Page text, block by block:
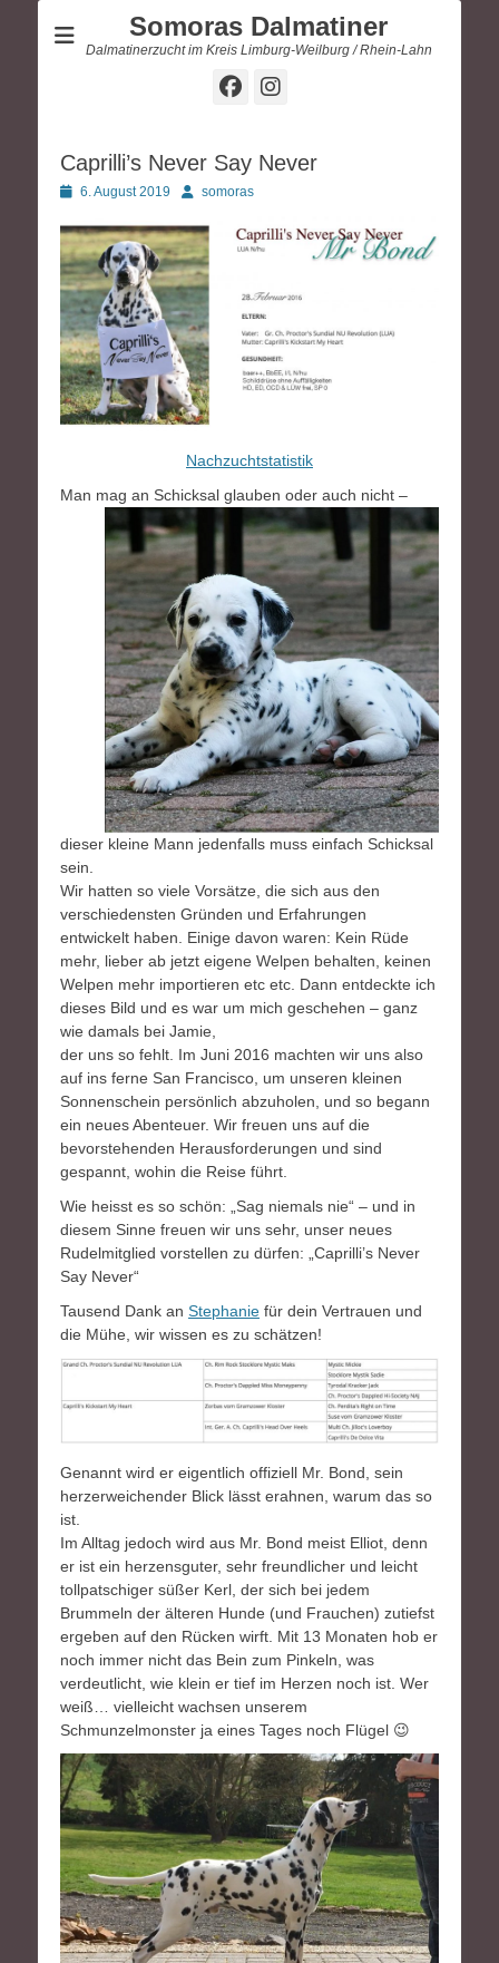
Somoras Dalmatiner
Dalmatinerzucht im Kreis Limburg-Weilburg / Rhein-Lahn
Facebook
Instagram
Caprilli’s Never Say Never
Posted6. August 2019 Autorsomoras
Nachzuchtstatistik
Man mag an Schicksal glauben oder auch nicht –
dieser kleine Mann jedenfalls muss einfach Schicksal
sein.
Wir hatten so viele Vorsätze, die sich aus den
verschiedensten Gründen und Erfahrungen
entwickelt haben. Einige davon waren: Kein Rüde
mehr, lieber ab jetzt eigene Welpen behalten, keinen
Welpen mehr importieren etc etc. Dann entdeckte ich
dieses Bild und es war um mich geschehen – ganz
wie damals bei Jamie,
der uns so fehlt. Im Juni 2016 machten wir uns also
auf ins ferne San Francisco, um unseren kleinen
Sonnenschein persönlich abzuholen, und so begann
ein neues Abenteuer. Wir freuen uns auf die
bevorstehenden Herausforderungen und sind
gespannt, wohin die Reise führt.
Wie heisst es so schön: „Sag niemals nie“ – und in
diesem Sinne freuen wir uns sehr, unser neues
Rudelmitglied vorstellen zu dürfen: „Caprilli’s Never
Say Never“
Tausend Dank an Stephanie für dein Vertrauen und
die Mühe, wir wissen es zu schätzen!
Genannt wird er eigentlich offiziell Mr. Bond, sein
herzerweichender Blick lässt erahnen, warum das so
ist.
Im Alltag jedoch wird aus Mr. Bond meist Elliot, denn
er ist ein herzensguter, sehr freundlicher und leicht
tollpatschiger süßer Kerl, der sich bei jedem
Brummeln der älteren Hunde (und Frauchen) zutiefst
ergeben auf den Rücken wirft. Mit 13 Monaten hob er
noch immer nicht das Bein zum Pinkeln, was
verdeutlicht, wie klein er tief im Herzen noch ist. Wer
weiß… vielleicht wachsen unserem
Schmunzelmonster ja eines Tages noch Flügel 😉